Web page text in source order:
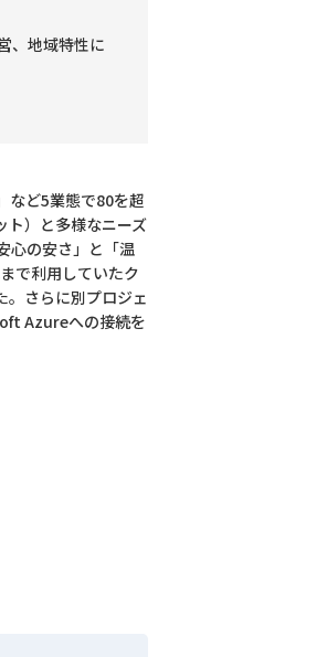
、地域特性に
など5業態で80を超
ト）と多様なニーズ
心の安さ」と「温
で利用していたク
。さらに別プロジェ
Azureへの接続を